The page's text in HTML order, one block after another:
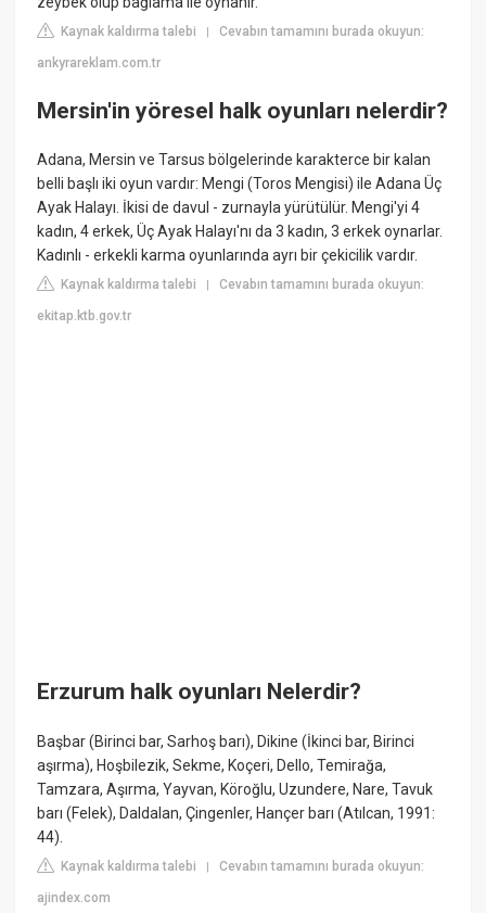
Kaynak kaldırma talebi |Cevabın tamamını burada okuyun:
ankyrareklam.com.tr
Mersin'in yöresel halk oyunları nelerdir?
Adana, Mersin ve Tarsus bölgelerinde karakterce bir kalan
belli başlı iki oyun vardır: Mengi (Toros Mengisi) ile Adana Üç
Ayak Halayı. İkisi de davul - zurnayla yürütülür. Mengi'yi 4
kadın, 4 erkek, Üç Ayak Halayı'nı da 3 kadın, 3 erkek oynarlar.
Kadınlı - erkekli karma oyunlarında ayrı bir çekicilik vardır.
Kaynak kaldırma talebi |Cevabın tamamını burada okuyun:
ekitap.ktb.gov.tr
Erzurum halk oyunları Nelerdir?
Başbar (Birinci bar, Sarhoş barı), Dikine (İkinci bar, Birinci
aşırma), Hoşbilezik, Sekme, Koçeri, Dello, Temirağa,
Tamzara, Aşırma, Yayvan, Köroğlu, Uzundere, Nare, Tavuk
barı (Felek), Daldalan, Çingenler, Hançer barı (Atılcan, 1991:
44).
Kaynak kaldırma talebi |Cevabın tamamını burada okuyun:
ajindex.com